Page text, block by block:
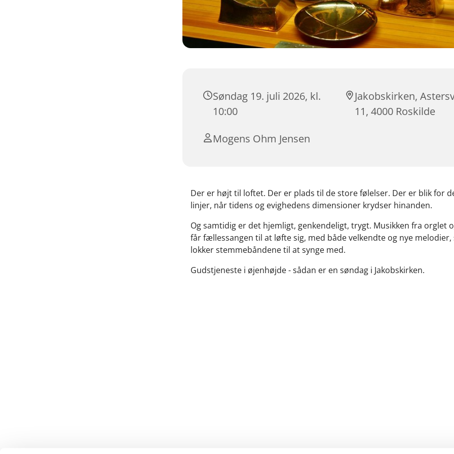
Søndag 19. juli 2026, kl.
10:00
Jakobskirken,
11, 4000 Roskilde
Mogens Ohm Jensen
Der er højt til loftet. Der er plads til de store følelser. Der er blik for
linjer, når tidens og evighedens dimensioner krydser hinanden.
Og samtidig er det hjemligt, genkendeligt, trygt. Musikken fra orglet
får fællessangen til at løfte sig, med både velkendte og nye melodier,
lokker stemmebåndene til at synge med.
Gudstjeneste i øjenhøjde - sådan er en søndag i Jakobskirken.